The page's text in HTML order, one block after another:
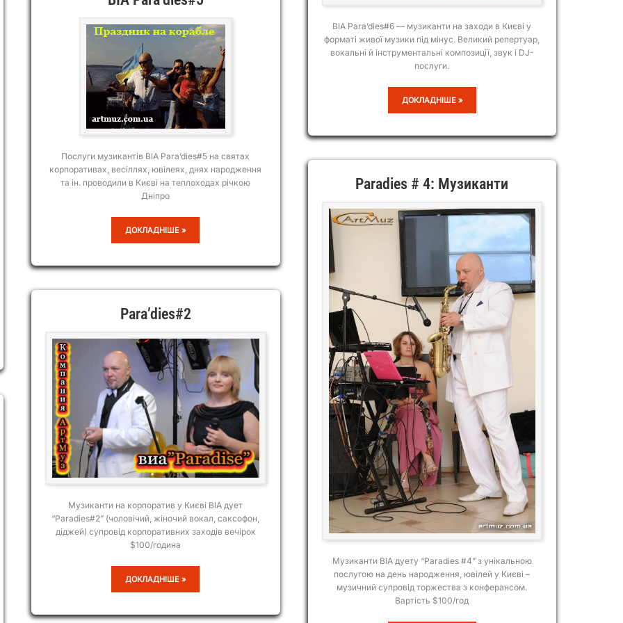
ВІА Para’dies#6 — музиканти на заходи в Києві у
форматі живої музики під мінус. Великий репертуар,
вокальні й інструментальні композиції, звук і DJ-
послуги.
ВІА
PARA’DIES#6
ДОКЛАДНІШЕ »
Послуги музикантів ВІА Para’dies#5 на святах
корпоративах, весіллях, ювілеях, днях народження
та ін. проводили в Києві на теплоходах річкою
Дніпро
ВІА
PARA’DIES#5
ДОКЛАДНІШЕ »
Paradies # 4: Музиканти
Музиканти ВІА дуету “Paradies #4” з унікальною
послугою на день народження, ювілей у Києві –
музичний супровід торжества з конферансом.
Вартість $100/год
Para’dies#2
Музиканти на корпоратив у Києві ВІА дует
“Paradiеs#2” (чоловічий, жіночий вокал, саксофон,
діджей) супровід корпоративних заходів вечірок
$100/година
PARA’DIES#2
ДОКЛАДНІШЕ »